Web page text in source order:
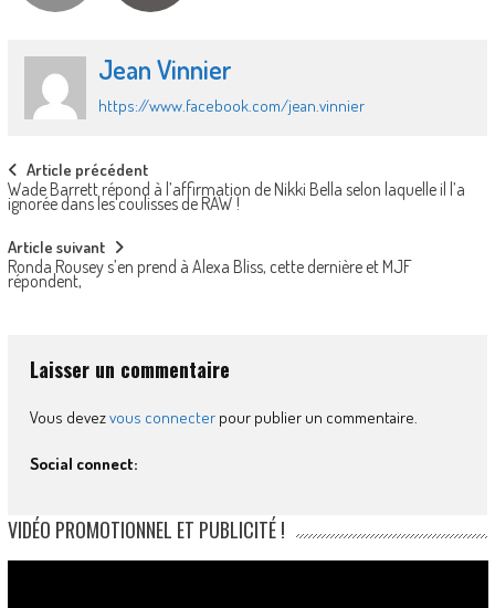
Jean Vinnier
https://www.facebook.com/jean.vinnier
Post
navigation
Article précédent
Wade Barrett répond à l’affirmation de Nikki Bella selon laquelle il l’a
ignorée dans les coulisses de RAW !
Article suivant
Ronda Rousey s’en prend à Alexa Bliss, cette dernière et MJF
répondent,
Laisser un commentaire
Vous devezvous connecterpour publier un commentaire.
Social connect:
VIDÉO PROMOTIONNEL ET PUBLICITÉ !